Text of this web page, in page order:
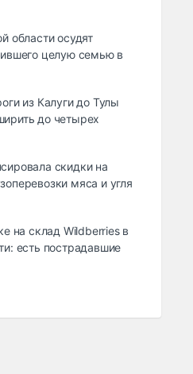
области осудят
целую семью в
из Калуги до Тулы
до четырех
скидки на
мяса и угля
на склад Wildberries в
есть пострадавшие